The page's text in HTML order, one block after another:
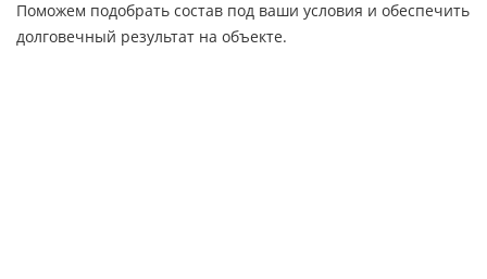
Поможем подобрать состав под ваши условия и обеспечить
долговечный результат на объекте.